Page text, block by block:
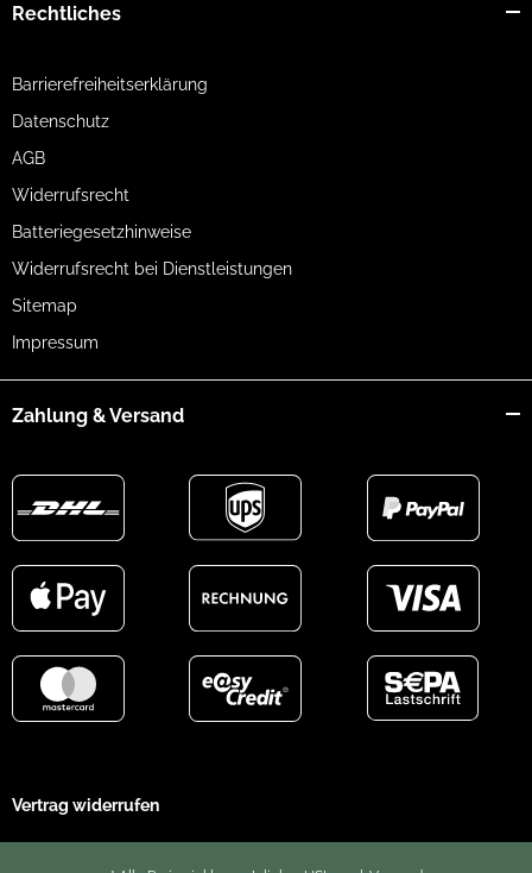
Rechtliches
Barrierefreiheitserklärung
Datenschutz
AGB
Widerrufsrecht
Batteriegesetzhinweise
Widerrufsrecht bei Dienstleistungen
Sitemap
Impressum
Zahlung & Versand
Vertrag widerrufen